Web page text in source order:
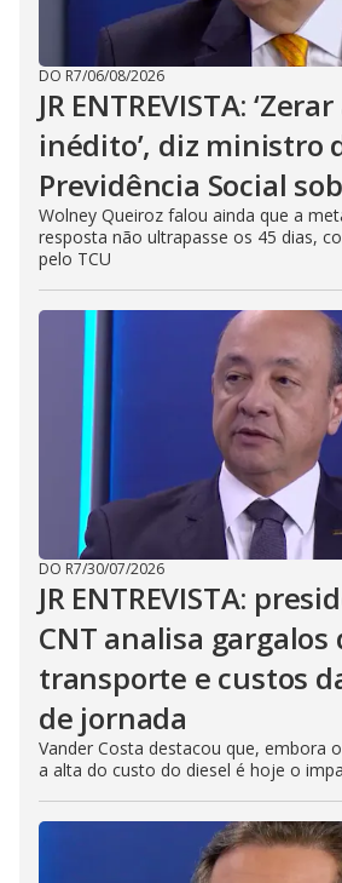
DO R7/06/08/2026
JR ENTREVISTA:
inédito’, diz ministro
Previdência Social
Wolney Queiroz falou ainda que a
resposta não ultrapasse os 45 dias,
pelo TCU
DO R7/30/07/2026
JR ENTREVISTA:
CNT analisa gargalos
transporte e custos
de jornada
Vander Costa destacou que, embora
a alta do custo do diesel é hoje o